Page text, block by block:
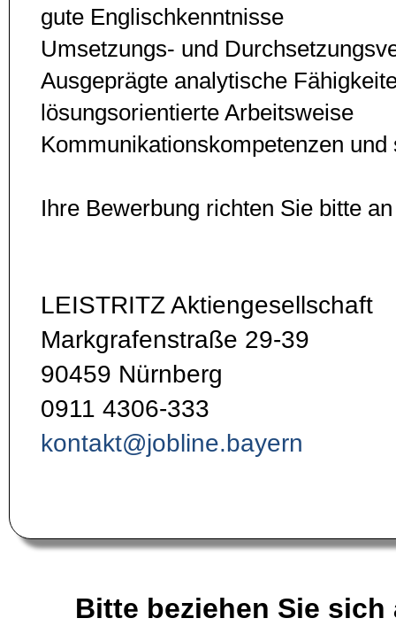
gute Englischkenntnisse
Umsetzungs- und
Ausgeprägte analytische
lösungsorientierte Arbeitsweise
Kommunikationskompetenzen
Ihre Bewerbung richten Sie bitte an
LEISTRITZ Aktiengesellschaft
Markgrafenstraße 29-39
90459 Nürnberg
0911 4306-333
kontakt@jobline.bayern
Bitte beziehen Sie